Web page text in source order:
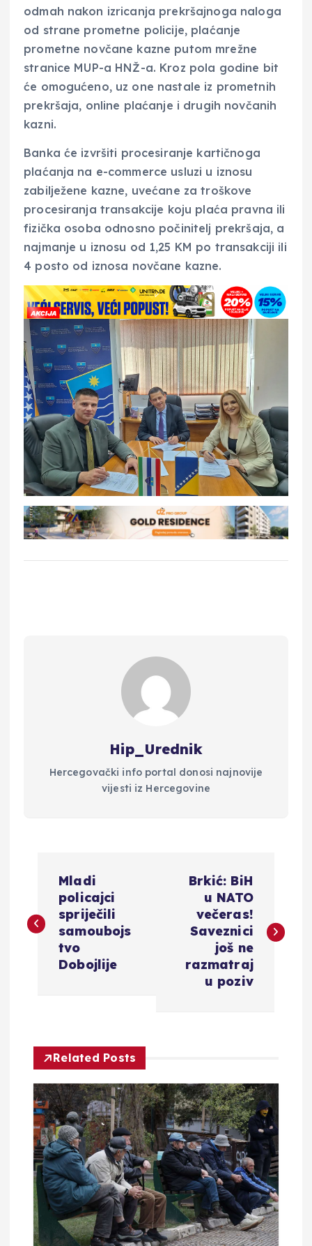
odmah nakon izricanja prekršajnoga naloga
od strane prometne policije, plaćanje
prometne novčane kazne putom mrežne
stranice MUP-a HNŽ-a. Kroz pola godine bit
će omogućeno, uz one nastale iz prometnih
prekršaja, online plaćanje i drugih novčanih
kazni.
Banka će izvršiti procesiranje kartičnoga
plaćanja na e-commerce usluzi u iznosu
zabilježene kazne, uvećane za troškove
procesiranja transakcije koju plaća pravna ili
fizička osoba odnosno počinitelj prekršaja, a
najmanje u iznosu od 1,25 KM po transakciji ili
4 posto od iznosa novčane kazne.
Hip_Urednik
Hercegovački info portal donosi najnovije
vijesti iz Hercegovine
v
a
c
a
o
Mladi
policajci
spriječili
samoubojs
tvo
Dobojlije
Brkić: BiH
u NATO
večeras!
Saveznici
još ne
razmatraj
u poziv
Related Posts